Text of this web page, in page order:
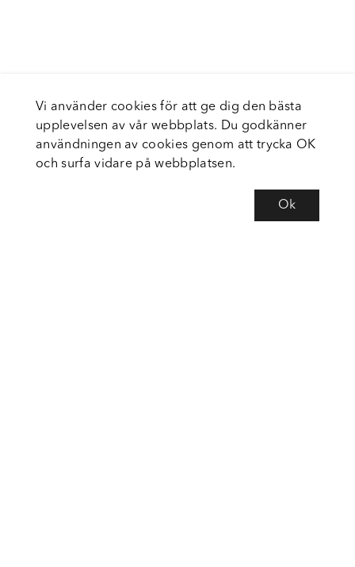
Vi använder cookies för att ge dig den bästa
upplevelsen av vår webbplats. Du godkänner
användningen av cookies genom att trycka OK
och surfa vidare på webbplatsen.
Ok